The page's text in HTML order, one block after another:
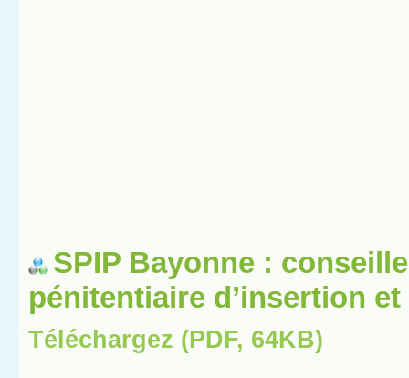
SPIP Bayonne :
pénitentiaire d’insertion
Téléchargez (PDF, 64KB)